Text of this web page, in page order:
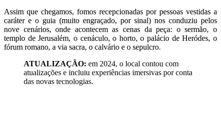
Assim que chegamos, fomos recepcionadas por pessoas vestidas a
caráter e o guia (muito engraçado, por sinal) nos conduziu pelos
nove cenários, onde acontecem as cenas da peça: o sermão, o
templo de Jerusalém, o cenáculo, o horto, o palácio de Heródes, o
fórum romano, a via sacra, o calvário e o sepulcro.
ATUALIZAÇÃO: em 2024, o local contou com
atualizações e incluiu experiências imersivas por conta
das novas tecnologias.